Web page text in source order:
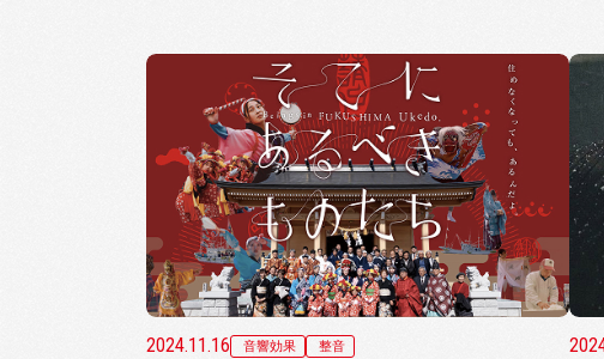
2024.11.16 音響効果 整音